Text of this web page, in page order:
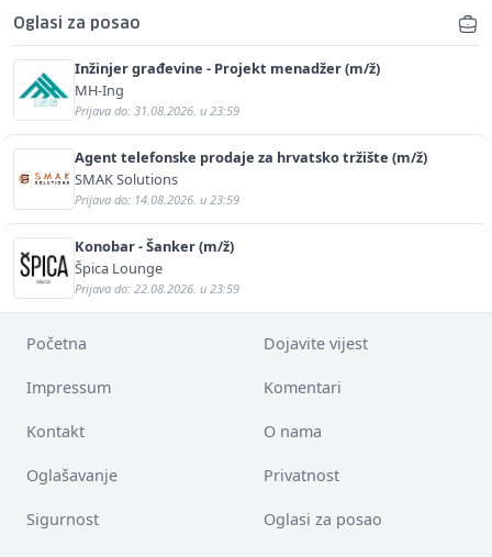
Oglasi za posao
Inžinjer građevine - Projekt menadžer (m/ž)
MH-Ing
Prijava do: 31.08.2026. u 23:59
Agent telefonske prodaje za hrvatsko tržište (m/ž)
SMAK Solutions
Prijava do: 14.08.2026. u 23:59
Konobar - Šanker (m/ž)
Špica Lounge
Prijava do: 22.08.2026. u 23:59
Početna Dojavite vijest
Impressum Komentari
Kontakt O nama
Oglašavanje Privatnost
Sigurnost Oglasi za posao